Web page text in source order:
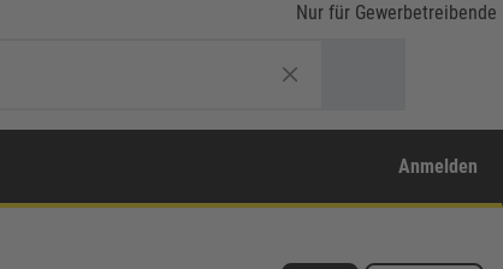
Nur für Gewerbetreibende
Anmelden